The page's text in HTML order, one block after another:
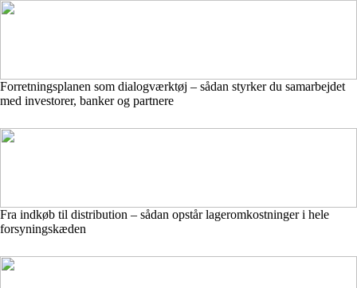
Forretningsplanen som dialogværktøj – sådan styrker du samarbejdet
med investorer, banker og partnere
Fra indkøb til distribution – sådan opstår lageromkostninger i hele
forsyningskæden